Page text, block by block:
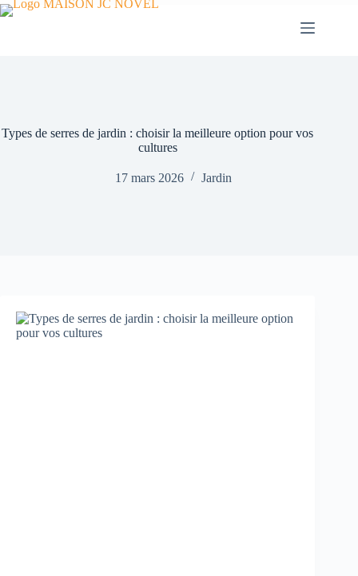
Passer
au
Types de serres de jardin : choisir la meilleure option pour vos
cultures
17 mars 2026 Jardin